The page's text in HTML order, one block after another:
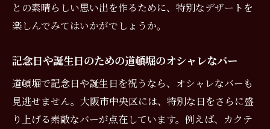
との素晴らしい思い出を作るために、特別なデザートを
楽しんでみてはいかがでしょうか。
記念日や誕生日のための道頓堀のオシャレなバー
道頓堀で記念日や誕生日を祝うなら、オシャレなバーも
見逃せません。大阪市中央区には、特別な日をさらに盛
り上げる素敵なバーが点在しています。例えば、カクテ